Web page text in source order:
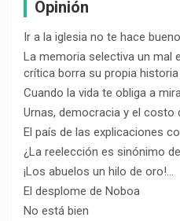
Opinión
Ir a la iglesia no te hace bueno
La memoria selectiva un mal
crítica borra su propia historia
Cuando la vida te obliga a
Urnas, democracia y el costo
El país de las explicaciones
¿La reelección es sinónimo
¡Los abuelos un hilo de oro!…
El desplome de Noboa
No está bien